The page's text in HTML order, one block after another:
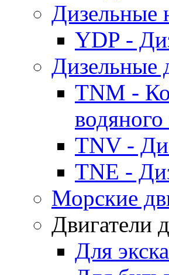
Дизельные
YDP -
Дизельные
TNM -
TNV -
TNE -
Морские
Двигатели
Для